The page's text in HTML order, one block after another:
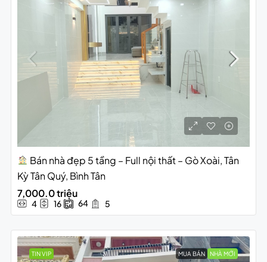
Bán nhà đẹp 5 tầng – Full nội thất – Gò Xoài, Tân
Kỳ Tân Quý, Bình Tân
7,000.0 triệu
4 16 64 5
TIN VIP MUA BÁN NHÀ MỚI